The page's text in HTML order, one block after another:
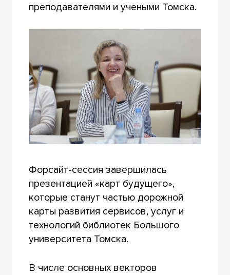
преподавателями и учеными Томска.
Форсайт-сессия завершилась
презентацией «карт будущего»,
которые станут частью дорожной
карты развития сервисов, услуг и
технологий библиотек Большого
университета Томска.
В числе основных векторов